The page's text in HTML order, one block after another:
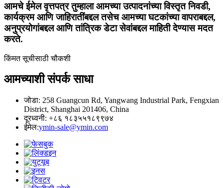
आमचे ईमेल वृत्तपत्र तुम्हाला आमच्या उत्पादनांच्या विस्तृत निवडी,
कार्यक्रम आणि जाहिरातींबद्दल तसेच आमच्या घटकांच्या वापराबद्दल,
अनुप्रयोगांबद्दल आणि तांत्रिक डेटा सेवांबद्दल माहिती देण्यास मदत
करते.
किंमत सूचीसाठी चौकशी
आमच्याशी संपर्क साधा
जोडा: 258 Guangcun Rd, Yangwang Industrial Park, Fengxian
District, Shanghai 201406, China
दूरध्वनी: +८६ १८३५५१८९९७४
ईमेल:ymin-sale@ymin.com